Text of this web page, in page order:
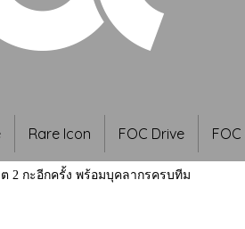
Rare Icon FOC Drive FOC
2 กะอีกครั้ง พร้อมบุคลากรครบทีม